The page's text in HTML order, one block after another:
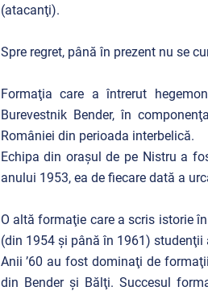
(atacanţi).
Spre regret, până în prezent nu se
Formaţia care a întrerut
Burevestnik Bender, în
României din perioada interbelică.
Echipa din oraşul de pe Nistru a
anului 1953, ea de fiecare dată a
O altă formaţie care a scris istorie
(din 1954 şi până în 1961)
Anii ’60 au fost dominaţi de
din Bender şi Bălţi. Succesul